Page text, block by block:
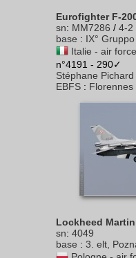
Eurofighter F-
sn: MM7286 / 4-2
base : IX°
Italie - air force
n°4191 - 290✓
Stéphane Pichard
EBFS : Florennes
Lockheed
sn: 4049
base : 3. elt,